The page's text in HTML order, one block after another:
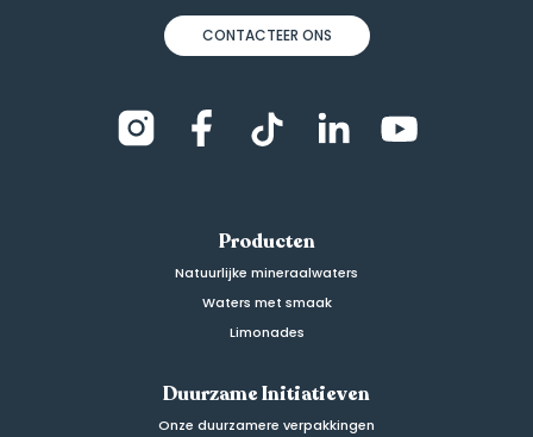
CONTACTEER ONS
Producten
Natuurlijke mineraalwaters
Waters met smaak
Limonades
Duurzame Initiatieven
Onze duurzamere verpakkingen